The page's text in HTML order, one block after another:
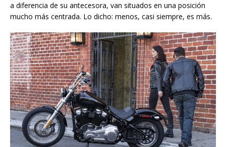
a diferencia de su antecesora, van situados en una posición
mucho más centrada. Lo dicho: menos, casi siempre, es más.